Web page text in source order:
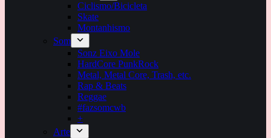
Ciclismo/Bicicleta
Skate
Montanhismo
Som
Sonz Eixo Mole
HardCore PunkRock
Metal, Metal Core, Trash, etc.
Rap & Beats
Reggae
#fazsomcwb
+
Arte